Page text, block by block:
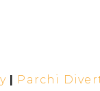
Parchi